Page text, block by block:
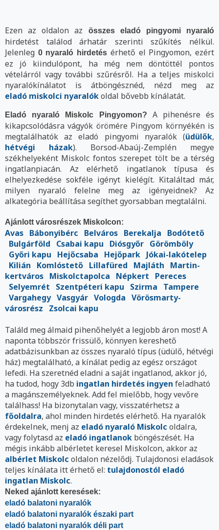
Ezen az oldalon az összes eladó pingyomi nyaraló
hirdetést találod árhatár szerinti szűkítés nélkül.
Jelenleg 0 nyaraló hirdetés érhető el Pingyomon, ezért
ez jó kiindulópont, ha még nem döntöttél pontos
vételárról vagy további szűrésről. Ha a teljes miskolci
nyaralókínálatot is átböngésznéd, nézd meg az
eladó miskolci nyaralókoldal bővebb kínálatát.
Eladó nyaraló Miskolc Pingyomon?
A pihenésre és
kikapcsolódásra vágyók örömére Pingyom környékén is
megtalálhatók az eladó pingyomi nyaralók (üdülők,
hétvégi házak). Borsod-Abaúj-Zemplén megye
székhelyeként Miskolc fontos szerepet tölt be a térség
ingatlanpiacán. Az elérhető ingatlanok típusa és
elhelyezkedése sokféle igényt kielégít. Kitaláltad már,
milyen nyaraló felelne meg az igényeidnek? Az
alkategória beállítása segíthet gyorsabban megtalálni.
Ajánlott városrészek Miskolcon:
Avas Bábonyibérc Belváros Berekalja
Bodótető
Bulgárföld
Csabai kapu Diósgyőr Görömböly
Győri kapu
Hejőcsaba Hejőpark Jókai-lakótelep
Kilián
Komlóstető Lillafüred Majláth
Martin-
kertváros Miskolctapolca Népkert
Pereces
Selyemrét
Szentpéteri kapu Szirma
Tampere
Vargahegy Vasgyár Vologda Vörösmarty-
városrész
Zsolcai kapu
Találd meg álmaid pihenőhelyét a legjobb áron most! A
naponta többször frissülő, könnyen kereshető
adatbázisunkban az összes nyaraló típus (üdülő, hétvégi
ház) megtalálható, a kínálat pedig az egész országot
lefedi. Ha szeretnéd eladni a saját ingatlanod, akkor jó,
ha tudod, hogy 3db ingatlan hirdetés ingyen feladható
a magánszemélyeknek. Add fel mielőbb, hogy vevőre
találhass! Ha bizonytalan vagy, visszatérhetsz a
főoldalra, ahol minden hirdetés elérhető. Ha nyaralók
érdekelnek, menj az eladó nyaraló Miskolc oldalra,
vagy folytasd az eladó ingatlanok böngészését. Ha
mégis inkább albérletet keresel Miskolcon, akkor az
albérlet Miskolc oldalon nézelődj. Tulajdonosi eladások
teljes kínálata itt érhető el: tulajdonostól eladó
ingatlan Miskolc.
Neked ajánlott keresések:
eladó balatoni nyaralók
eladó balatoni nyaralók északi part
eladó balatoni nyaralók déli part